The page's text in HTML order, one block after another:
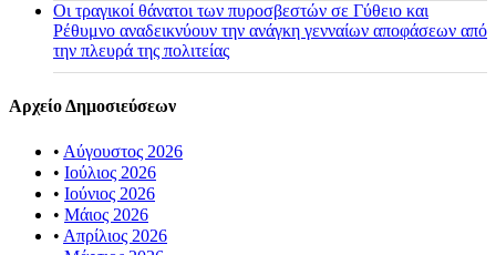
Οι τραγικοί θάνατοι των πυροσβεστών σε Γύθειο και
Ρέθυμνο αναδεικνύουν την ανάγκη γενναίων αποφάσεων από
την πλευρά της πολιτείας
Αρχείο Δημοσιεύσεων
• Αύγουστος 2026
• Ιούλιος 2026
• Ιούνιος 2026
• Μάιος 2026
• Απρίλιος 2026